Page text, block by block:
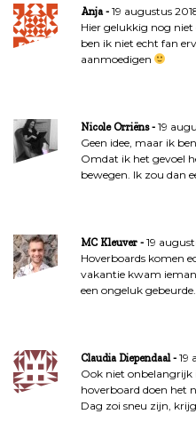
Anja
19 augustus
Hier gelukkig nog niet
ben ik niet echt fan
aanmoedigen
Nicole Orriëns
19
Geen idee, maar ik
Omdat ik het gevoel
bewegen. Ik zou dan
MC Kleuver
19
Hoverboards komen
vakantie kwam
een ongeluk
Claudia Diependaal
19
Ook niet onbelangrijk
hoverboard doen het
Dag zoi sneu zijn,